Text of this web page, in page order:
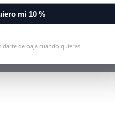
mi 10 %
darte de baja cuando quieras.